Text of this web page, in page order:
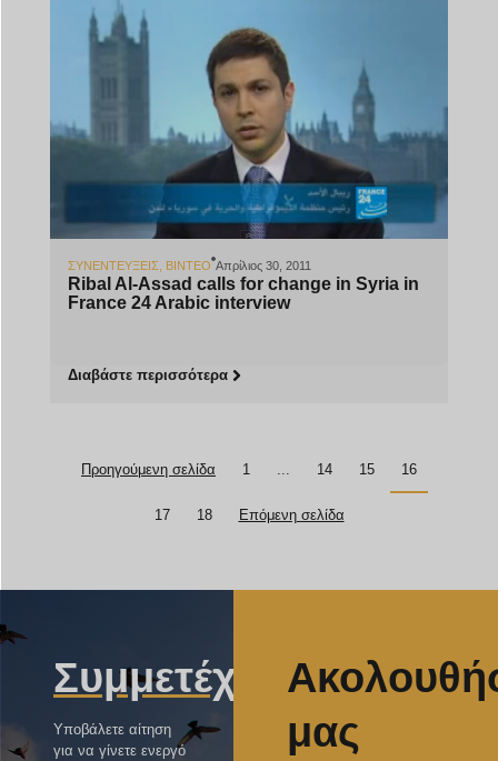
ΣΥΝΕΝΤΕΎΞΕΙΣ ΒΊΝΤΕΟ Απρίλιος 30, 2011
Ribal Al-Assad calls for change in Syria in
France 24 Arabic interview
Διαβάστε περισσότερα
Προηγούμενη σελίδα 1 14 15 16
17 18 Επόμενη σελίδα
Συμμετέχετε
Υποβάλετε αίτηση
για να γίνετε ενεργό
μας